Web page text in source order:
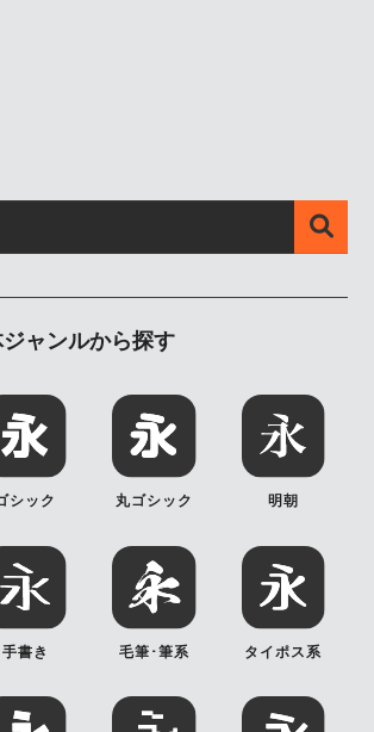
ャンルから探す
シック 丸ゴシック 明朝
手書き 毛筆･筆系 タイポス系